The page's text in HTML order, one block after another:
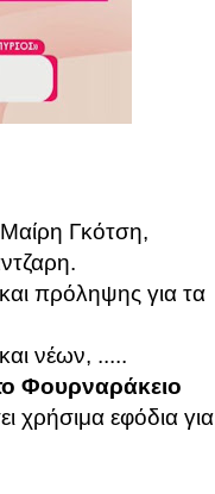
Γκότση,
πρόληψης για τα
νέων, .....
Φουρναράκειο
χρήσιμα εφόδια για